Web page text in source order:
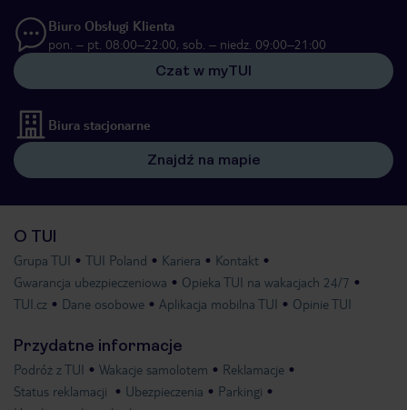
Biuro Obsługi Klienta
pon. – pt. 08:00–22:00, sob. – niedz. 09:00–21:00
Czat w myTUI
Biura stacjonarne
Znajdź na mapie
O TUI
Grupa TUI TUI Poland Kariera
Kontakt
Gwarancja ubezpieczeniowa
Opieka TUI na wakacjach 24/7
TUI.cz
Dane osobowe Aplikacja mobilna TUI Opinie TUI
Przydatne informacje
Podróż z TUI Wakacje samolotem
Reklamacje
Status reklamacji
Ubezpieczenia
Parkingi